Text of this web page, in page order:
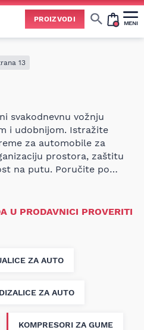
PROIZVODI MENI
13
svakodnevnu vožnju
i udobnijom. Istražite
za automobile za
prostora, zaštitu
na putu. Poručite po
za više informacija!
U PRODAVNICI PROVERITI
ZA AUTO
DIZALICE ZA AUTO
KOMPRESORI ZA GUME